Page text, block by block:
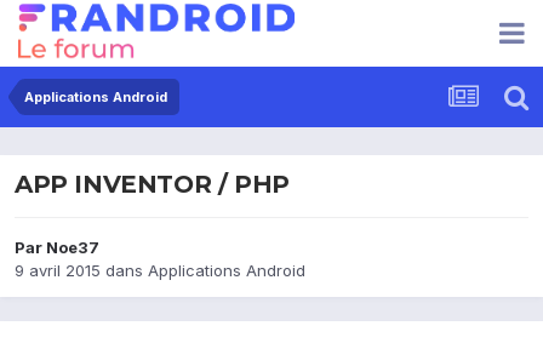
Applications Android
APP INVENTOR / PHP
Par Noe37
9 avril 2015 dans Applications Android